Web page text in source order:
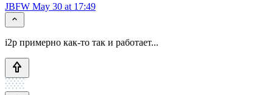
JBFW May 30 at 17:49
i2p примерно как-то так и работает...